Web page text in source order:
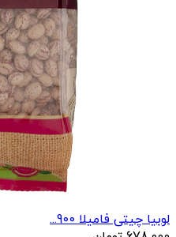
لوبیا چیتی فامیلا 900...